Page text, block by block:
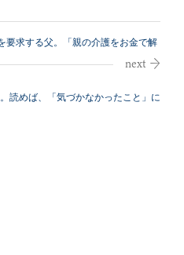
要求する父。「親の介護をお金で解
読めば、「気づかなかったこと」に